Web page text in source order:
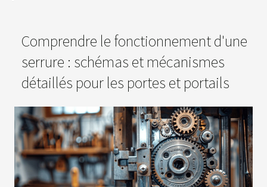
Comprendre le fonctionnement d'une
serrure : schémas et mécanismes
détaillés pour les portes et portails